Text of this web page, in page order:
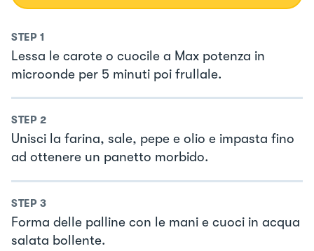
STEP 1
Lessa le carote o cuocile a Max potenza in
microonde per 5 minuti poi frullale.
STEP 2
Unisci la farina, sale, pepe e olio e impasta fino
ad ottenere un panetto morbido.
STEP 3
Forma delle palline con le mani e cuoci in acqua
salata bollente.